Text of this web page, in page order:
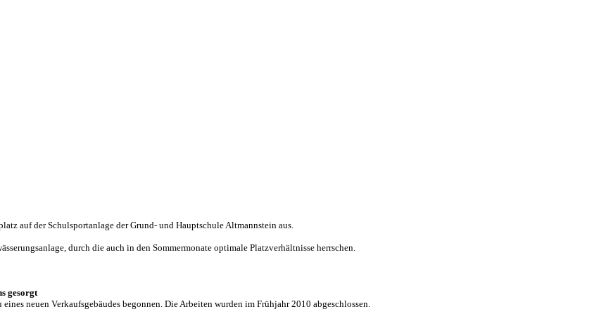
auf der Schulsportanlage der Grund- und Hauptschule Altmannstein aus.
durch die auch in den Sommermonate optimale Platzverhältnisse herrschen.
gesorgt
neuen Verkaufsgebäudes begonnen. Die Arbeiten wurden im Frühjahr 2010 abgeschlossen.